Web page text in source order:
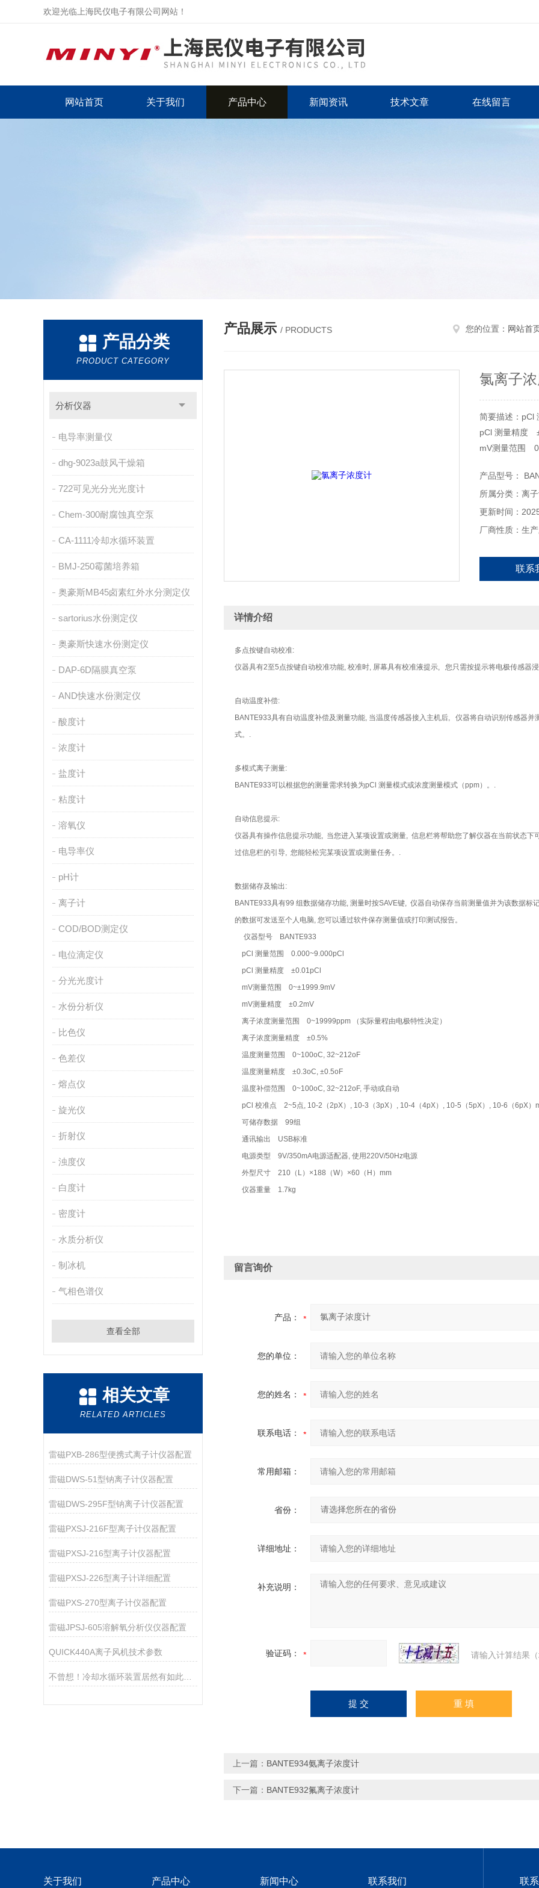
欢迎光临上海民仪电子有限公司网站！
网站首页 关于我们 产品中心 新闻资讯 技术文章 在线留言
产品分类
PRODUCT CATEGORY
分析仪器
电导率测量仪
dhg-9023a鼓风干燥箱
722可见光分光光度计
Chem-300耐腐蚀真空泵
CA-1111冷却水循环装置
BMJ-250霉菌培养箱
奥豪斯MB45卤素红外水分测定仪
sartorius水份测定仪
奥豪斯快速水份测定仪
DAP-6D隔膜真空泵
AND快速水份测定仪
酸度计
浓度计
盐度计
粘度计
溶氧仪
电导率仪
pH计
离子计
COD/BOD测定仪
电位滴定仪
分光光度计
水份分析仪
比色仪
色差仪
熔点仪
旋光仪
折射仪
浊度仪
白度计
密度计
水质分析仪
制冰机
气相色谱仪
查看全部
相关文章
RELATED ARTICLES
雷磁PXB-286型便携式离子计仪器配置
雷磁DWS-51型钠离子计仪器配置
雷磁DWS-295F型钠离子计仪器配置
雷磁PXSJ-216F型离子计仪器配置
雷磁PXSJ-216型离子计仪器配置
雷磁PXSJ-226型离子计详细配置
雷磁PXS-270型离子计仪器配置
雷磁JPSJ-605溶解氧分析仪仪器配置
QUICK440A离子风机技术参数
不曾想！冷却水循环装置居然有如此之多的特点
产品展示 / PRODUCTS 您的位置： 网站首
氯离子
简要描述：
pCl 测量精度
mV测量范围
产品型号：
所属分类：离
更新时间：
厂商性质：生
联系
详情介绍
多点按键自动校准:
仪器具有2至5点按键自动校准功能, 校准时, 屏幕具有校准液提示, 您只需按提示将电极传感器
自动温度补偿:
BANTE933具有自动温度补偿及测量功能, 当温度传感器接入主机后, 仪器将自动识别传感器
式。.
多模式离子测量:
BANTE933可以根据您的测量需求转换为pCl 测量模式或浓度测量模式（ppm）。.
自动信息提示:
仪器具有操作信息提示功能, 当您进入某项设置或测量, 信息栏将帮助您了解仪器在当前状态
过信息栏的引导, 您能轻松完某项设置或测量任务。.
数据储存及输出:
BANTE933具有99 组数据储存功能, 测量时按SAVE键, 仪器自动保存当前测量值并为该数据标
的数据可发送至个人电脑, 您可以通过软件保存测量值或打印测试报告。
仪器型号 BANTE933
pCl 测量范围 0.000~9.000pCl
pCl 测量精度 ±0.01pCl
mV测量范围 0~±1999.9mV
mV测量精度 ±0.2mV
离子浓度测量范围 0~19999ppm （实际量程由电极特性决定）
离子浓度测量精度 ±0.5%
温度测量范围 0~100oC, 32~212oF
温度测量精度 ±0.3oC, ±0.5oF
温度补偿范围 0~100oC, 32~212oF, 手动或自动
pCl 校准点 2~5点, 10-2（2pX）, 10-3（3pX）, 10-4（4pX）, 10-5（5pX）, 10-6（6pX
可储存数据 99组
通讯输出 USB标准
电源类型 9V/350mA电源适配器, 使用220V/50Hz电源
外型尺寸 210（L）×188（W）×60（H）mm
仪器重量 1.7kg
留言询价
产品：
您的单位：
您的姓名：
联系电话：
常用邮箱：
省份：
详细地址：
补充说明：
验证码： 请输入计算结果
上一篇： BANTE934氨离子浓度计
下一篇： BANTE932氟离子浓度计
关于我们 产品中心 新闻中心 联系我们 联